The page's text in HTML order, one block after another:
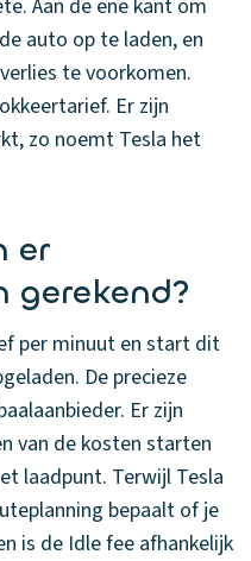
Aan de ene kant om
auto op te laden, en
te voorkomen.
Er zijn
zo noemt Tesla het
er
gerekend?
per minuut en start dit
De precieze
Er zijn
van de kosten starten
laadpunt. Terwijl Tesla
bepaalt of je
is de Idle fee afhankelijk